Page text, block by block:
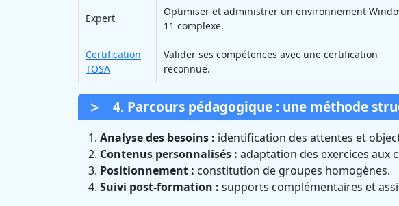
Expert
Optimiser et administrer un environnement
11 complexe.
Certification
TOSA
Valider ses compétences avec une certification
reconnue.
4. Parcours pédagogique : une méthode
Analyse des besoins : identification des attentes et
Contenus personnalisés : adaptation des exercices aux
Positionnement : constitution de groupes homogènes.
Suivi post-formation : supports complémentaires et